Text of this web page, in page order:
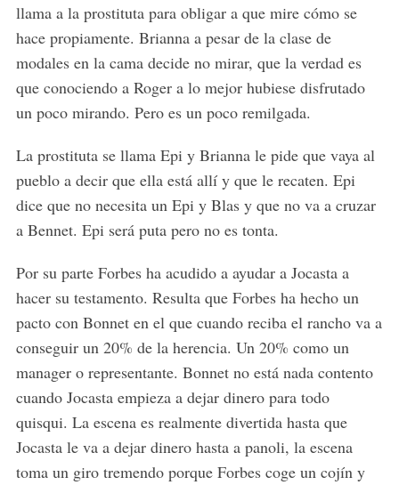
llama a la prostituta para obligar a que mire cómo se
hace propiamente. Brianna a pesar de la clase de
modales en la cama decide no mirar, que la verdad es
que conociendo a Roger a lo mejor hubiese disfrutado
un poco mirando. Pero es un poco remilgada.
La prostituta se llama Epi y Brianna le pide que vaya al
pueblo a decir que ella está allí y que le recaten. Epi
dice que no necesita un Epi y Blas y que no va a cruzar
a Bennet. Epi será puta pero no es tonta.
Por su parte Forbes ha acudido a ayudar a Jocasta a
hacer su testamento. Resulta que Forbes ha hecho un
pacto con Bonnet en el que cuando reciba el rancho va a
conseguir un 20% de la herencia. Un 20% como un
manager o representante. Bonnet no está nada contento
cuando Jocasta empieza a dejar dinero para todo
quisqui. La escena es realmente divertida hasta que
Jocasta le va a dejar dinero hasta a panoli, la escena
toma un giro tremendo porque Forbes coge un cojín y
S
e
a
c
h
f
o